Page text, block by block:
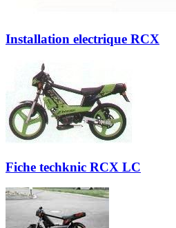
Installation electrique RCX
Fiche techknic RCX LC